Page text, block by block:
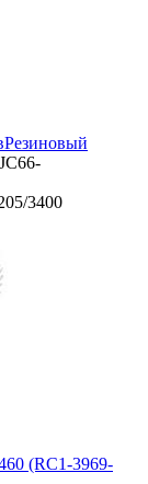
Резиновый
3400
(RC1-3969-